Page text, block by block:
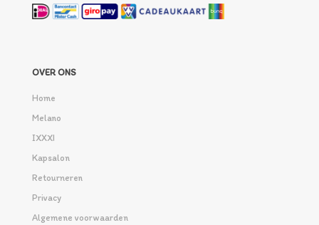
OVER ONS
Home
Melano
IXXXI
Kapsalon
Retourneren
Privacy
Algemene voorwaarden